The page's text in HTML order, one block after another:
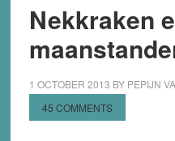
Nekkraken
1 OCTOBER 2013 BY PEPIJN
45 COMMENTS